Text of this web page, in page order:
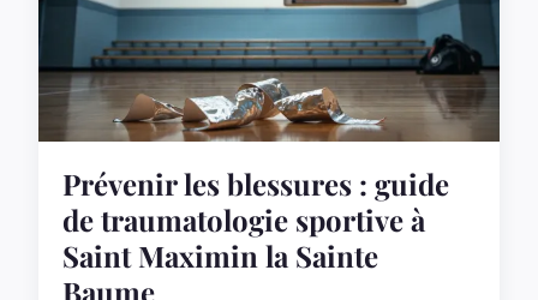
Prévenir les blessures : guide
de traumatologie sportive à
Saint Maximin la Sainte
Baume